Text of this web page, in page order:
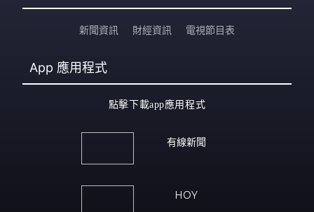
新聞資訊 財經資訊 電視節目表
App 應用程式
點擊下載app應用程式
有線新聞
HOY